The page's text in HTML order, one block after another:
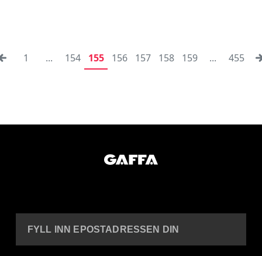
1 ... 154 155 156 157 158 159 ... 455
FYLL INN EPOSTADRESSEN DIN